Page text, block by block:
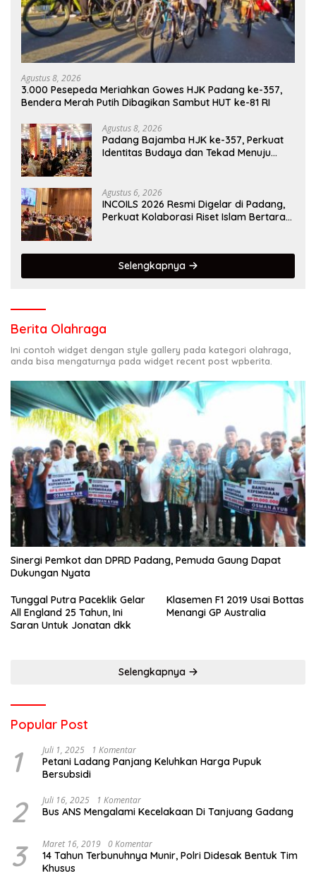
Agustus 8, 2026
3.000 Pesepeda Meriahkan Gowes HJK Padang ke-357,
Bendera Merah Putih Dibagikan Sambut HUT ke-81 RI
Agustus 8, 2026
Padang Bajamba HJK ke-357, Perkuat
Identitas Budaya dan Tekad Menuju
Agustus 6, 2026
INCOILS 2026 Resmi Digelar di Padang,
Perkuat Kolaborasi Riset Islam Bertaraf
Selengkapnya
Berita Olahraga
Ini contoh widget dengan style gallery pada kategori olahraga,
anda bisa mengaturnya pada widget recent post wpberita.
Sinergi Pemkot dan DPRD Padang, Pemuda Gaung Dapat
Dukungan Nyata
Tunggal Putra Paceklik Gelar
All England 25 Tahun, Ini
Saran Untuk Jonatan dkk
Klasemen F1 2019 Usai Bottas
Menangi GP Australia
Selengkapnya
Popular Post
1 Juli 1, 2025 1 Komentar
Petani Ladang Panjang Keluhkan Harga Pupuk
Bersubsidi
2 Juli 16, 2025 1 Komentar
Bus ANS Mengalami Kecelakaan Di Tanjuang Gadang
3 Maret 16, 2019 0 Komentar
14 Tahun Terbunuhnya Munir, Polri Didesak Bentuk Tim
Khusus